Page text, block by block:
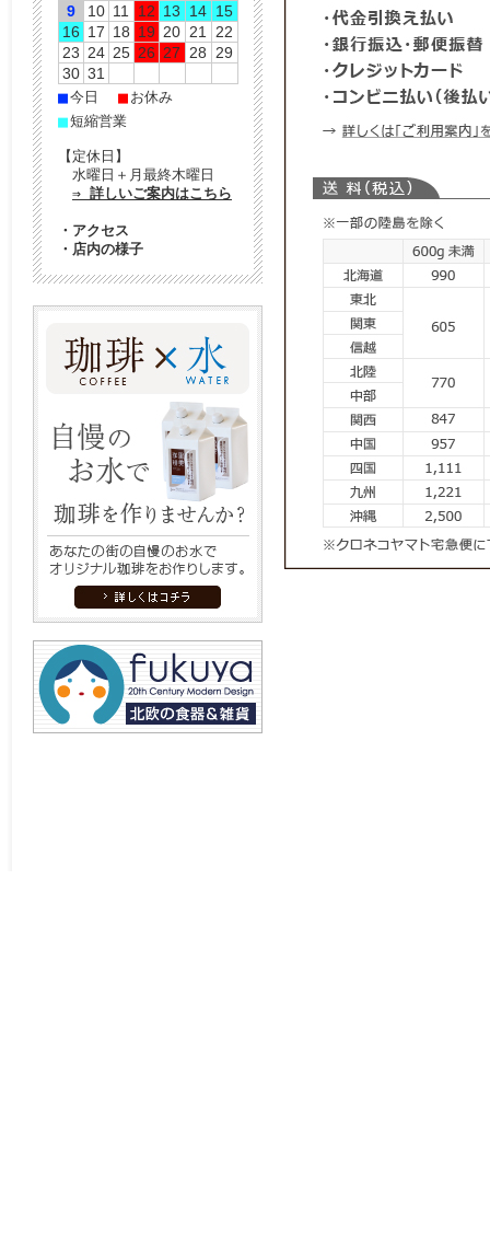
9
10 11 12 13 14 15
16 17 18 19 20 21
22
23 24 25 26 27 28
29
30 31
■今日 ■ お休み
■短縮営業
【定休日】
水曜日＋月最終木曜日
⇒ 詳しいご案内はこちら
・ アクセス
・ 店内の様子